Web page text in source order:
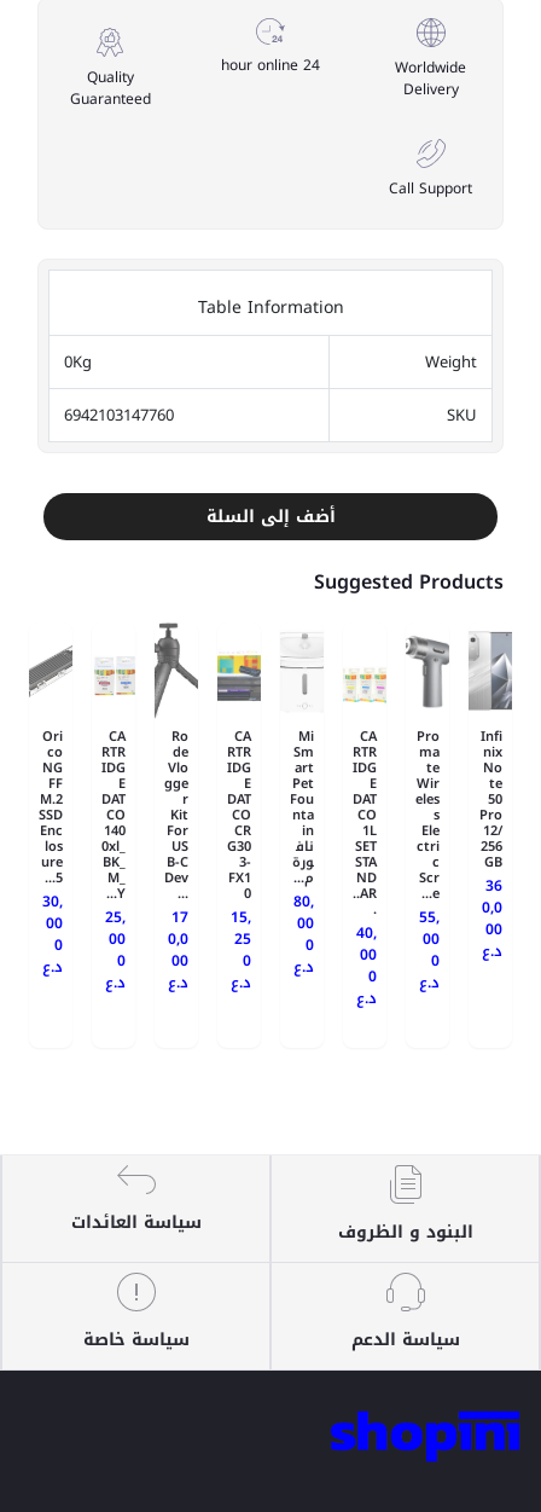
Worldwide
Delivery
24 hour online
Quality
Guaranteed
Call Support
Table Information
Weight
0Kg
SKU
6942103147760
أضف إلى السلة
Suggested Products
Infi
nix
No
te
50
Pro
12/
256
GB
36
0,0
00
د.ع
Pro
ma
te
Wir
eles
s
Ele
ctri
c
Scr
e...
55,
00
0
د.ع
CA
RTR
IDG
E
DAT
CO
1L
SET
STA
ND
AR..
.
40,
00
0
د.ع
Mi
Sm
art
Pet
Fou
nta
in
ناف
ورة
م...
80,
00
0
د.ع
CA
RTR
IDG
E
DAT
CO
CR
G30
3-
FX1
0
15,
25
0
د.ع
Ro
de
Vlo
gge
r
Kit
For
US
B-C
Dev
...
17
0,0
00
د.ع
CA
RTR
IDG
E
DAT
CO
140
0xl_
BK_
M_
Y...
25,
00
0
د.ع
Ori
co
NG
FF
M.2
SSD
Enc
los
ure
5...
30,
00
0
د.ع
البنود و الظروف سياسة العائدات
سياسة الدعم سياسة خاصة